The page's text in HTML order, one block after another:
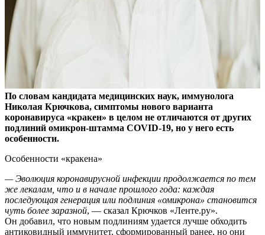
По словам кандидата медицинских наук, иммунолога
Николая Крючкова, симптомы нового варианта
коронавируса «кракен» в целом не отличаются от других
подлиний омикрон-штамма COVID-19, но у него есть
особенности.
Особенности «кракена»
— Эволюция коронавирусной инфекции продолжается по тем
же лекалам, что и в начале прошлого года: каждая
последующая генерация или подлиния «омикрона» становится
чуть более заразной, — сказал Крючков «Ленте.ру».
Он добавил, что новым подлиниям удается лучше обходить
антиковидный иммунитет, сформированный ранее, но они